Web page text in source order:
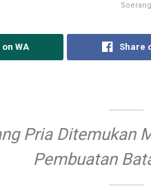
WA Share
Pria Ditemukan
Pembuatan